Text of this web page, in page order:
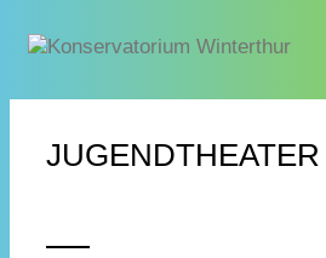
JUGENDTHEATER